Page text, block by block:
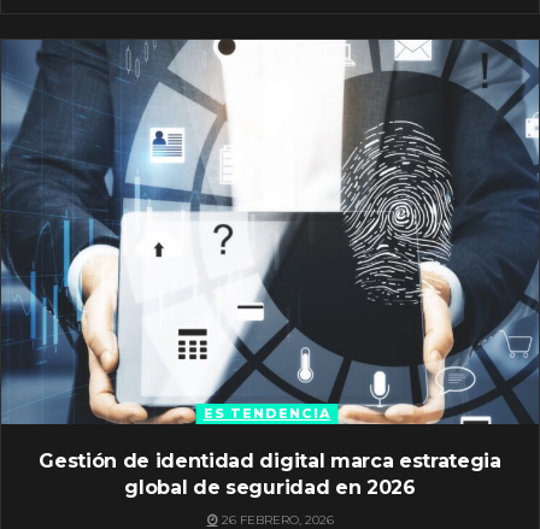
ES TENDENCIA
Gestión de identidad digital marca estrategia
global de seguridad en 2026
26 FEBRERO, 2026